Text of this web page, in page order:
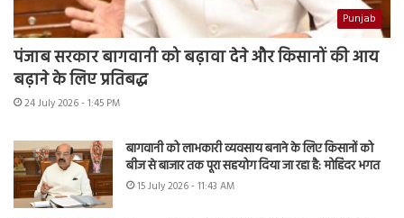
Punjab
पंजाब सरकार बागवानी को बढ़ावा देने और किसानों की आय
बढ़ाने के लिए प्रतिबद्ध
24 July 2026 - 1:45 PM
बागवानी को लाभकारी व्यवसाय बनाने के लिए किसानों को
बीज से बाजार तक पूरा सहयोग दिया जा रहा है: मोहिंदर भगत
15 July 2026 - 11:43 AM